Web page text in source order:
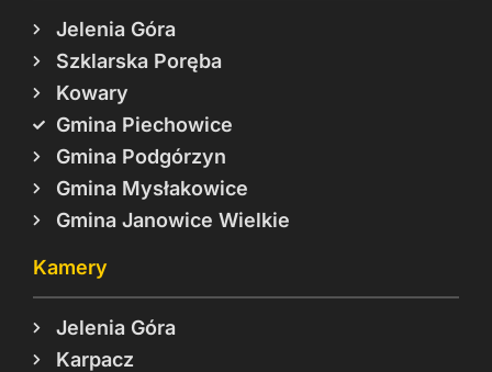
Jelenia Góra
Szklarska Poręba
Kowary
Gmina Piechowice
Gmina Podgórzyn
Gmina Mysłakowice
Gmina Janowice Wielkie
Kamery
Jelenia Góra
Karpacz